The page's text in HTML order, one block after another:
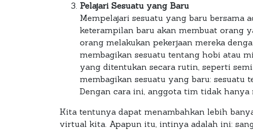
Pelajari Sesuatu yang Baru
Mempelajari sesuatu yang baru
keterampilan baru akan membuat orang
orang melakukan pekerjaan mereka
membagikan sesuatu tentang hobi atau
yang ditentukan secara rutin, seperti
membagikan sesuatu yang baru: sesuatu
Dengan cara ini, anggota tim tidak
Kita tentunya dapat menambahkan lebih
virtual kita. Apapun itu, intinya adalah ini: